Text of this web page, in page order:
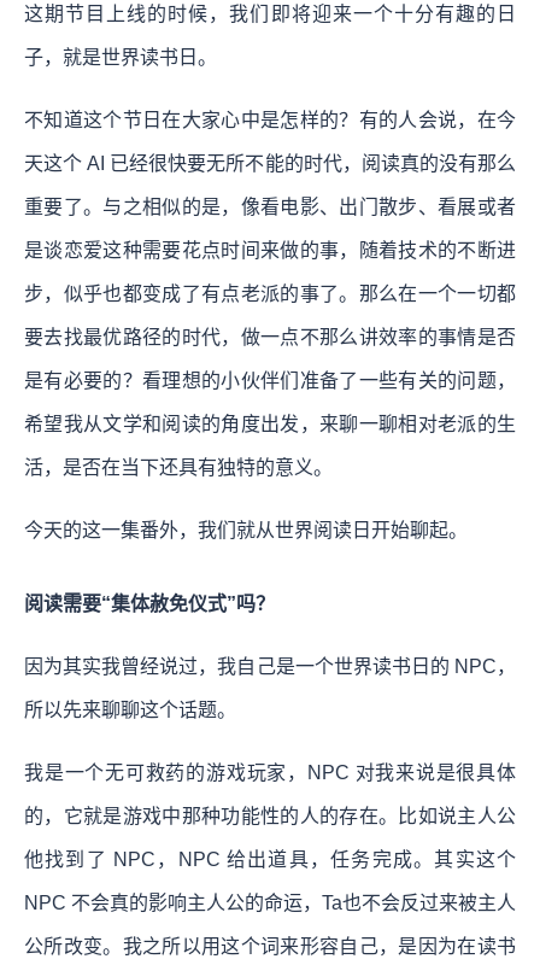
这期节目上线的时候，我们即将迎来一个十分有趣的日
子，就是世界读书日。
不知道这个节日在大家心中是怎样的？有的人会说，在今
天这个 AI 已经很快要无所不能的时代，阅读真的没有那么
重要了。与之相似的是，像看电影、出门散步、看展或者
是谈恋爱这种需要花点时间来做的事，随着技术的不断进
步，似乎也都变成了有点老派的事了。那么在一个一切都
要去找最优路径的时代，做一点不那么讲效率的事情是否
是有必要的？看理想的小伙伴们准备了一些有关的问题，
希望我从文学和阅读的角度出发，来聊一聊相对老派的生
活，是否在当下还具有独特的意义。
今天的这一集番外，我们就从世界阅读日开始聊起。
阅读需要“集体赦免仪式”吗？
因为其实我曾经说过，我自己是一个世界读书日的 NPC，
所以先来聊聊这个话题。
我是一个无可救药的游戏玩家，NPC 对我来说是很具体
的，它就是游戏中那种功能性的人的存在。比如说主人公
他找到了 NPC，NPC 给出道具，任务完成。其实这个
NPC 不会真的影响主人公的命运，Ta也不会反过来被主人
公所改变。我之所以用这个词来形容自己，是因为在读书